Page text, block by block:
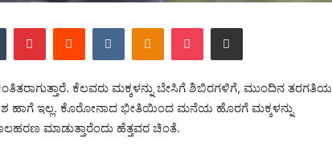
TumblrPinterestRedditVKontakteOdnoklassniki
PocketShare via Email
ಕೆಲವರು ಮಕ್ಕಳನ್ನು ಬೇಸಿಗೆ ಶಿಬಿರಗಳಿಗೆ, ಮುಂದಿನ ತರಗತಿಯ
ಹಾಗೆ ಇಲ್ಲ. ಕೊರೋನಾದ ಭೀತಿಯಿಂದ ಮನೆಯ ಹೊರಗೆ ಮಕ್ಕಳನ್ನು
ಮಾಡುತ್ತಾರೆಂದು ಹೆತ್ತವರ ಚಿಂತೆ.